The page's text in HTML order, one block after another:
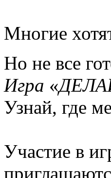
Многие
Но не все
Игра «
Узнай, где
Участие в